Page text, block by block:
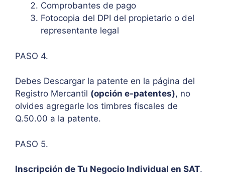
Comprobantes de pago
Fotocopia del DPI del propietario o del
representante legal
PASO 4.
Debes Descargar la patente en la página del
Registro Mercantil (opción e-patentes), no
olvides agregarle los timbres fiscales de
Q.50.00 a la patente.
PASO 5.
Inscripción de Tu Negocio Individual en SAT.